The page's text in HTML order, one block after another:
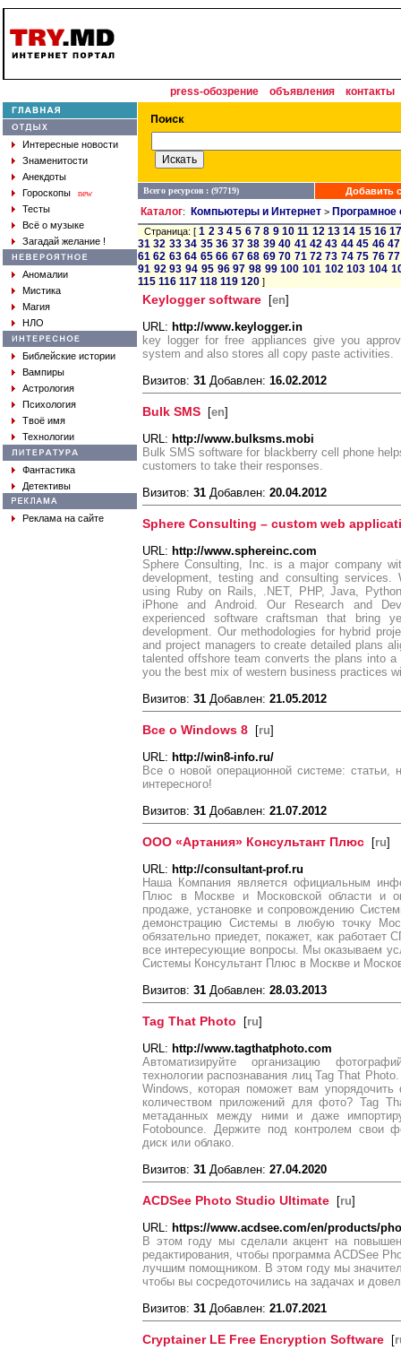
press-обозрение объявления контакты
Интересные новости
Знаменитости
Анекдоты
Гороскопы
new
Тесты
Всё о музыке
Загадай желание !
Аномалии
Мистика
Магия
НЛО
Библейские истории
Вампиры
Астрология
Психология
Твоё имя
Технологии
Фантастика
Детективы
Реклама на сайте
Всего ресурсов : (97719) Добавить
Каталог: Компьютеры и Интернет > Програмное
Страница: [1 2 3 4 5 6 7 8 9 10 11 12 13 14 15 16
31 32 33 34 35 36 37 38 39 40 41 42 43 44 45 46 47
61 62 63 64 65 66 67 68 69 70 71 72 73 74 75 76 77
91 92 93 94 95 96 97 98 99 100 101 102 103 104
115 116 117 118 119 120 ]
Keylogger software [en]
URL: http://www.keylogger.in
key logger for free appliances give you
system and also stores all copy paste activities.
Визитов: 31 Добавлен: 16.02.2012
Bulk SMS [en]
URL: http://www.bulksms.mobi
Bulk SMS software for blackberry cell phone
customers to take their responses.
Визитов: 31 Добавлен: 20.04.2012
Sphere Consulting – custom web
URL: http://www.sphereinc.com
Sphere Consulting, Inc. is a major company
development, testing and consulting
using Ruby on Rails, .NET, PHP, Java,
iPhone and Android. Our Research and
experienced software craftsman that bring
development. Our methodologies for hybrid
and project managers to create detailed plans
talented offshore team converts the plans into
you the best mix of western business practices
Визитов: 31 Добавлен: 21.05.2012
Все о Windows 8 [ru]
URL: http://win8-info.ru/
Все о новой операционной системе: статьи,
интересного!
Визитов: 31 Добавлен: 21.07.2012
ООО «Артания» Консультант Плюс [ru]
URL: http://consultant-prof.ru
Наша Компания является официальным
Плюс в Москве и Московской области и
продаже, установке и сопровождению
демонстрацию Системы в любую точку
обязательно приедет, покажет, как
все интересующие вопросы. Мы оказываем
Системы Консультант Плюс в Москве и
Визитов: 31 Добавлен: 28.03.2013
Tag That Photo [ru]
URL: http://www.tagthatphoto.com
Автоматизируйте организацию
технологии распознавания лиц Tag That
Windows, которая поможет вам
количеством приложений для фото? Tag
метаданных между ними и даже
Fotobounce. Держите под контролем свои
диск или облако.
Визитов: 31 Добавлен: 27.04.2020
ACDSee Photo Studio Ultimate [ru]
URL: https://www.acdsee.com/en/products/
В этом году мы сделали акцент на
редактирования, чтобы программа ACDSee
лучшим помощником. В этом году мы
чтобы вы сосредоточились на задачах и
Визитов: 31 Добавлен: 21.07.2021
Cryptainer LE Free Encryption Software [